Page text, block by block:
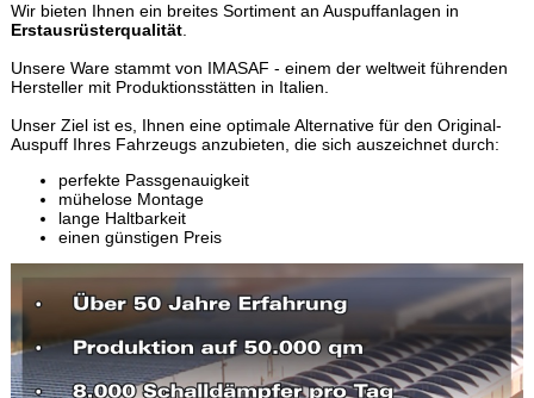
Wir bieten Ihnen ein breites Sortiment an Auspuffanlagen in
Erstausrüsterqualität.
Unsere Ware stammt von IMASAF - einem der weltweit führenden
Hersteller mit Produktionsstätten in Italien.
Unser Ziel ist es, Ihnen eine optimale Alternative für den Original-
Auspuff Ihres Fahrzeugs anzubieten, die sich auszeichnet durch:
perfekte Passgenauigkeit
mühelose Montage
lange Haltbarkeit
einen günstigen Preis